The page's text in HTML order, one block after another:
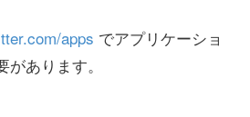
apps でアプリケーショ
あります。